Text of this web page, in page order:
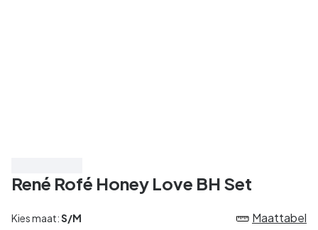
René Rofé Honey Love BH Set
Kies maat:S/M Maattabel